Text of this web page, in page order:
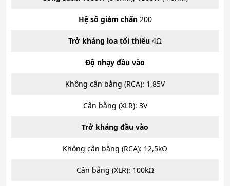
Hệ số giảm chấn200
Trở kháng loa tối thiểu 4Ω
Độ nhạy đầu vào
Không cân bằng (RCA): 1,85V
Cân bằng (XLR): 3V
Trở kháng đầu vào
Không cân bằng (RCA): 12,5kΩ
Cân bằng (XLR): 100kΩ